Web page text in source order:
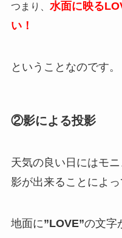
つまり、 水面に映る
い！
ということなのです。
②影による投影
天気の良い日にはモ
影が出来ることによっ
地面に”LOVE”の文字